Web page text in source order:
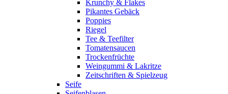
Krunchy & Flakes
Pikantes Gebäck
Poppies
Riegel
Tee & Teefilter
Tomatensaucen
Trockenfrüchte
Weingummi & Lakritze
Zeitschriften & Spielzeug
Seife